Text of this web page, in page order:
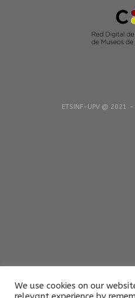
ETSINF-UPV @ 2021
We use cookies on our